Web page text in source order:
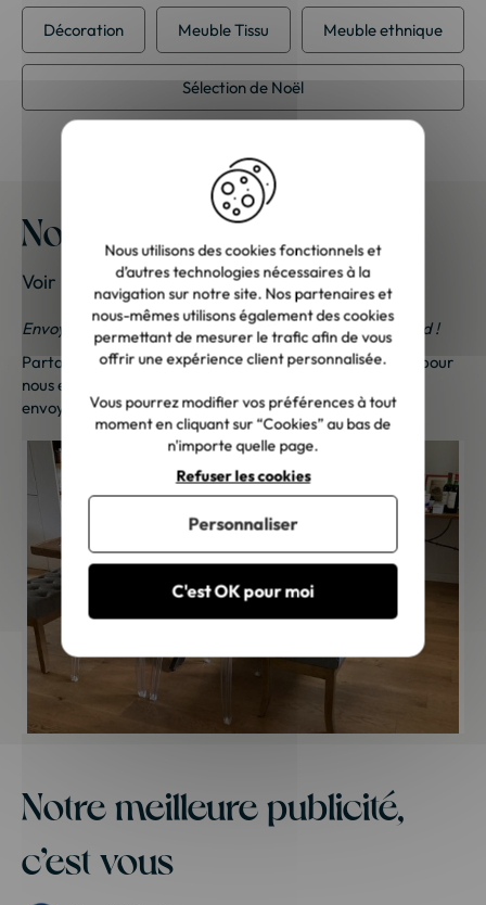
Décoration Meuble Tissu Meuble ethnique
Sélection de Noël
Nos meubles chez vous
Voir les photos de nos clients
Envoyez-nous vos photos ; une petite surprise vous attend !
Partagez vos photos et recevez une surprise !Cliquez ici
pour
nous envoyer vos photos. Une petite attention vous sera
envoyée sous 48h à 72h ouvrées. Merci de votre fidélité !
Notre meilleure publicité,
c’est vous
Nous utilisons des cookies fonctionnels et
d’autres technologies nécessaires à la
navigation sur notre site. Nos partenaires et
nous-mêmes utilisons également des cookies
permettant de mesurer le trafic afin de vous
offrir une expérience client personnalisée.
Vous pourrez modifier vos préférences à tout
moment en cliquant sur “Cookies” au bas de
n'importe quelle page.
C'est OK pour moi
Refuser les cookies
Personnaliser